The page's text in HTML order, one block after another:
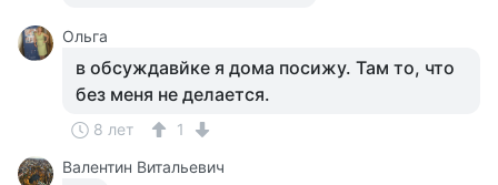
Ольга
в обсуждавйке я дома посижу. Там то, что
без меня не делается.
8 лет
1
Валентин Витальевич